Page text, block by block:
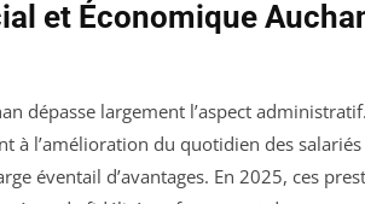
et Économique
dépasse largement l’aspect
à l’amélioration du quotidien des
éventail d’avantages. En 2025, ces